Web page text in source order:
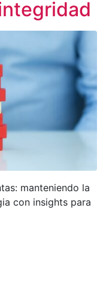
manteniendo la
con insights para